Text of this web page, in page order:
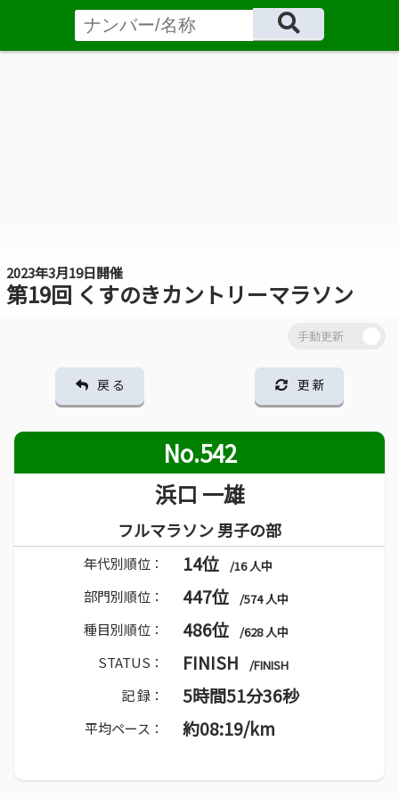
2023年3月19日開催
第19回 くすのきカントリーマラソン
戻 る 更 新
No.542
浜口 一雄
フルマラソン 男子の部
年代別順位： 14位 /16 人中
部門別順位： 447位 /574 人中
種目別順位： 486位 /628 人中
STATUS： FINISH /FINISH
記 録： 5時間51分36秒
平均ペース： 約08:19/km